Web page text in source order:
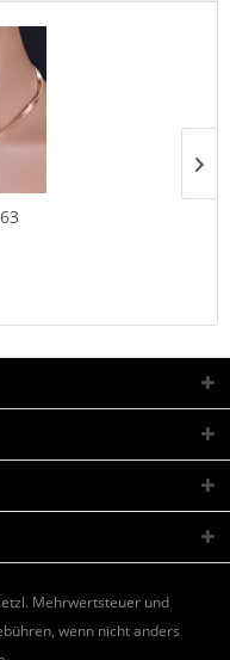
Mehrwertsteuer und
wenn nicht anders